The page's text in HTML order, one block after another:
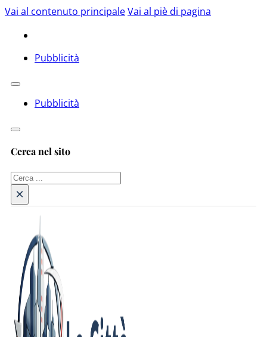
Vai al contenuto principaleVai al piè di pagina
Pubblicità
Pubblicità
Cerca nel sito
Cerca
×